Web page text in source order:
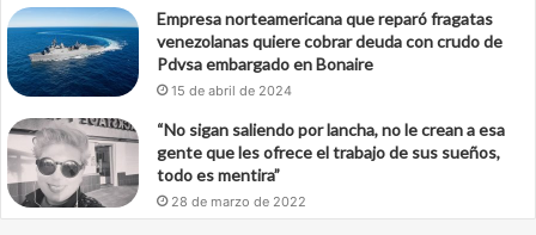
Empresa norteamericana que reparó fragatas
venezolanas quiere cobrar deuda con crudo de
Pdvsa embargado en Bonaire
15 de abril de 2024
“No sigan saliendo por lancha, no le crean a esa
gente que les ofrece el trabajo de sus sueños,
todo es mentira”
28 de marzo de 2022